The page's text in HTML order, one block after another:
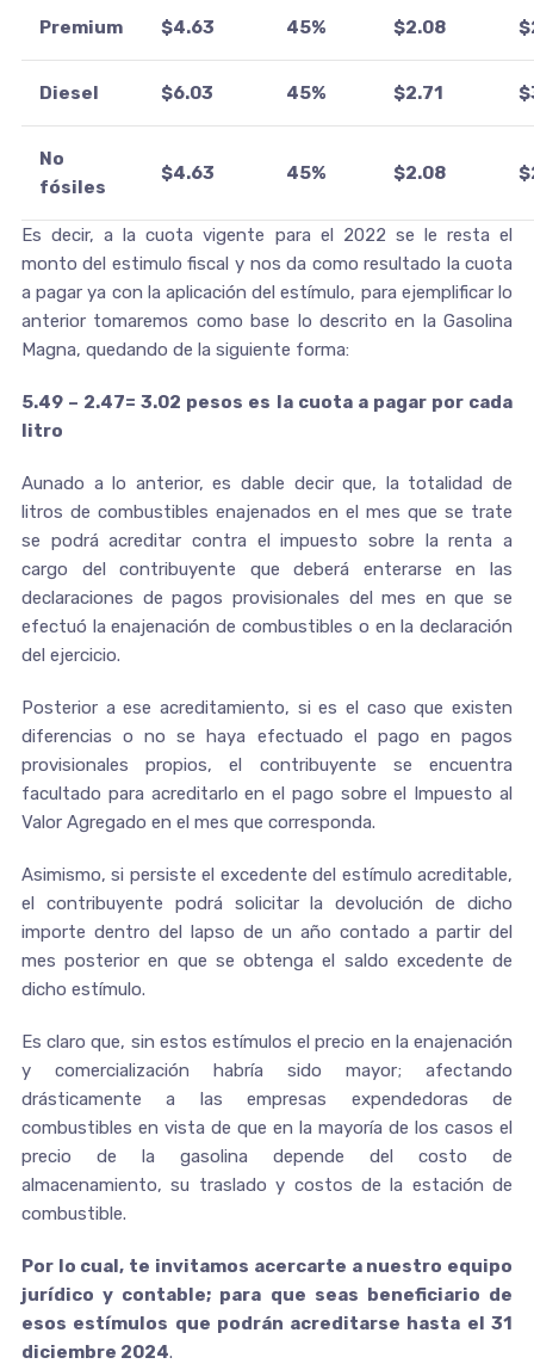
Premium $4.63 45% $2.08
Diesel $6.03 45% $2.71
No
fósiles
$4.63 45% $2.08
Es decir, a la cuota vigente para el 2022 se le resta el
monto del estimulo fiscal y nos da como resultado la cuota
a pagar ya con la aplicación del estímulo, para ejemplificar lo
anterior tomaremos como base lo descrito en la Gasolina
Magna, quedando de la siguiente forma:
5.49 – 2.47= 3.02 pesos es la cuota a pagar por cada
litro
Aunado a lo anterior, es dable decir que, la totalidad de
litros de combustibles enajenados en el mes que se trate
se podrá acreditar contra el impuesto sobre la renta a
cargo del contribuyente que deberá enterarse en las
declaraciones de pagos provisionales del mes en que se
efectuó la enajenación de combustibles o en la declaración
del ejercicio.
Posterior a ese acreditamiento, si es el caso que existen
diferencias o no se haya efectuado el pago en pagos
provisionales propios, el contribuyente se encuentra
facultado para acreditarlo en el pago sobre el Impuesto al
Valor Agregado en el mes que corresponda.
Asimismo, si persiste el excedente del estímulo acreditable,
el contribuyente podrá solicitar la devolución de dicho
importe dentro del lapso de un año contado a partir del
mes posterior en que se obtenga el saldo excedente de
dicho estímulo.
Es claro que, sin estos estímulos el precio en la enajenación
y comercialización habría sido mayor; afectando
drásticamente a las empresas expendedoras de
combustibles en vista de que en la mayoría de los casos el
precio de la gasolina depende del costo de
almacenamiento, su traslado y costos de la estación de
combustible.
Por lo cual, te invitamos acercarte a nuestro equipo
jurídico y contable; para que seas beneficiario de
esos estímulos que podrán acreditarse hasta el 31
diciembre 2024.